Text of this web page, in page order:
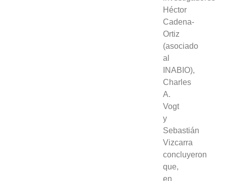
Héctor
Cadena-
Ortiz
(asociado
al
INABIO),
Charles
A.
Vogt
y
Sebastián
Vizcarra
concluyeron
que,
en